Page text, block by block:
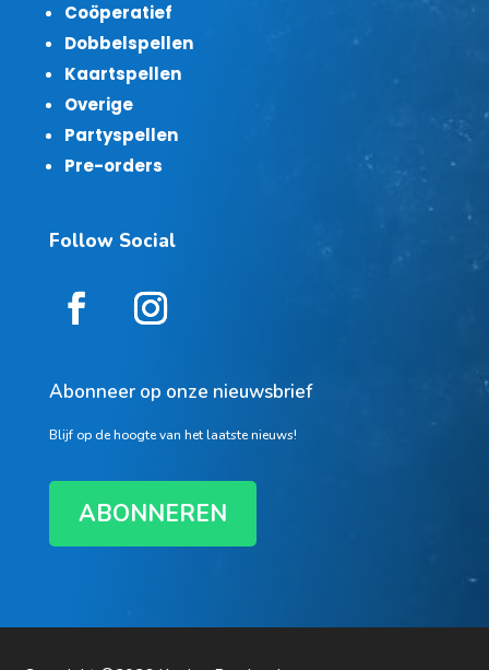
Coöperatief
Dobbelspellen
Kaartspellen
Overige
Partyspellen
Pre-orders
Follow Social
Abonneer op onze nieuwsbrief
Blijf op de hoogte van het laatste nieuws!
ABONNEREN